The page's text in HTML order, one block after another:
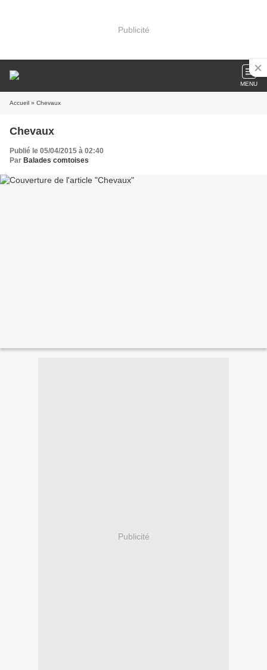
Publicité
MENU
Accueil » Chevaux
Chevaux
Publié le 05/04/2015 à 02:40
Par Balades comtoises
Publicité